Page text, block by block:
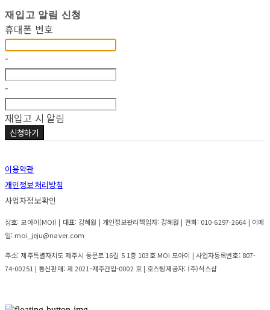
재입고 알림 신청
휴대폰 번호
-
-
재입고 시 알림
신청하기
이용약관
개인정보처리방침
사업자정보확인
상호: 모아이(MOI) | 대표: 강혜원 | 개인정보관리책임자: 강혜원 | 전화: 010-6297-2664 | 이메
일: moi_jeju@naver.com
주소: 제주특별자치도 제주시 동문로 16길 5 1층 103호 MOI 모아이 | 사업자등록번호: 807-
74-00251 | 통신판매: 제 2021-제주건입-0002 호| 호스팅제공자: (주)식스샵